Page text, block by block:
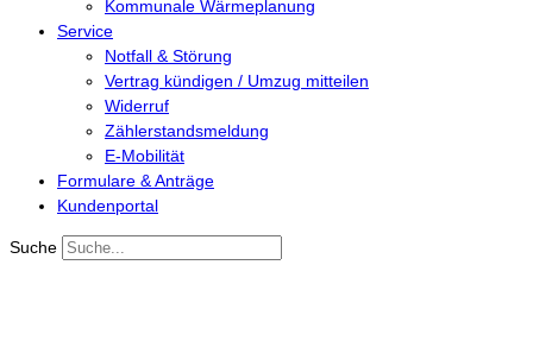
Kommunale Wärmeplanung
Service
Notfall & Störung
Vertrag kündigen / Umzug mitteilen
Widerruf
Zählerstandsmeldung
E-Mobilität
Formulare & Anträge
Kundenportal
Suche